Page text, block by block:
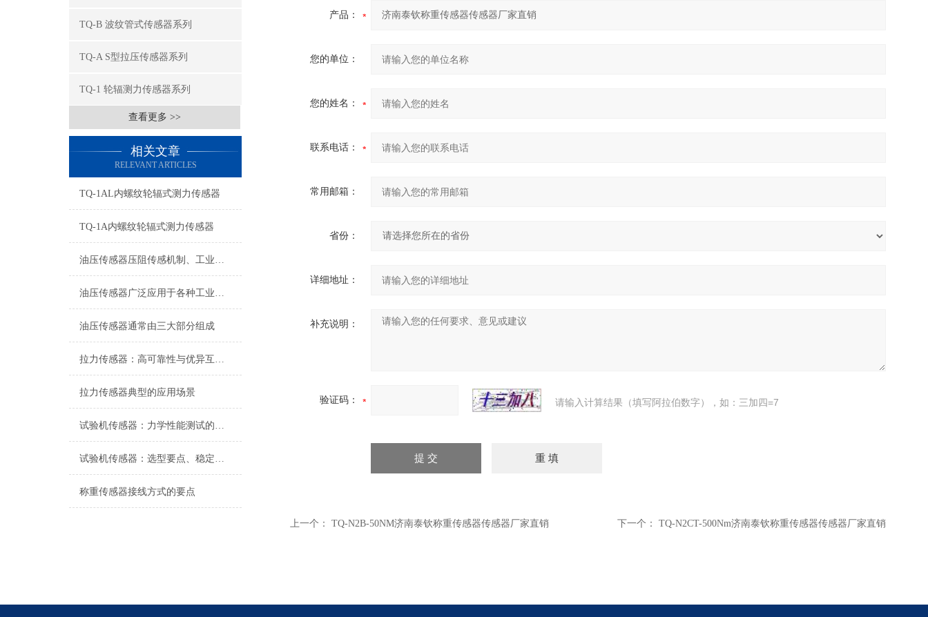
TQ-B 波纹管式传感器系列
TQ-A S型拉压传感器系列
TQ-1 轮辐测力传感器系列
查看更多 >>
相关文章
RELEVANT ARTICLES
TQ-1AL内螺纹轮辐式测力传感器
TQ-1A内螺纹轮辐式测力传感器
油压传感器压阻传感机制、工业工况适配与标准化运维管理
油压传感器广泛应用于各种工业自控环境
油压传感器通常由三大部分组成
拉力传感器：高可靠性与优异互换性的技术解析
拉力传感器典型的应用场景
试验机传感器：力学性能测试的核心组件解析
试验机传感器：选型要点、稳定性及分类详解
称重传感器接线方式的要点
产品：
您的单位：
您的姓名：
联系电话：
常用邮箱：
省份：
详细地址：
补充说明：
验证码： 请输入计算结果（填写阿拉伯数字），如：三加四=7
上一个： TQ-N2B-50NM济南泰钦称重传感器传感器厂家直销 下一个： TQ-N2CT-500Nm济南泰钦称重传感器传感器厂家直销